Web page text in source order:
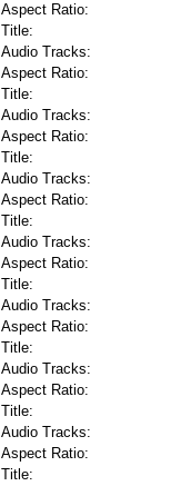
Aspect Ratio:
Title:
Audio Tracks:
Aspect Ratio:
Title:
Audio Tracks:
Aspect Ratio:
Title:
Audio Tracks:
Aspect Ratio:
Title:
Audio Tracks:
Aspect Ratio:
Title:
Audio Tracks:
Aspect Ratio:
Title:
Audio Tracks:
Aspect Ratio:
Title:
Audio Tracks:
Aspect Ratio:
Title: